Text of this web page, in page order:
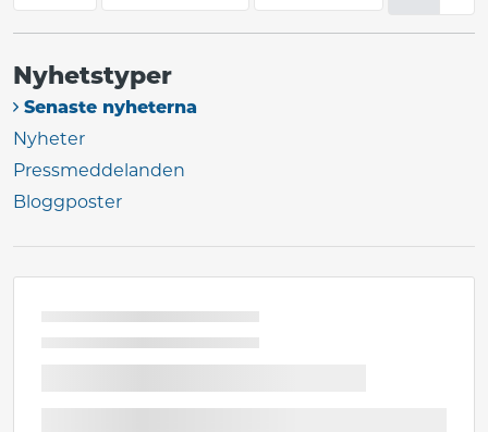
Nyhetstyper
Senaste nyheterna
Nyheter
Pressmeddelanden
Bloggposter